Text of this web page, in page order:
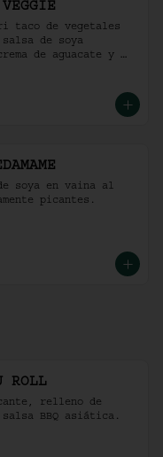
VEGGIE
taco de vegetales
salsa de soya
de aguacate y
soya en vaina al
picantes.
ROLL
relleno de
salsa BBQ asiática.